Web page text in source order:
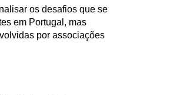
os desafios que se
em Portugal, mas
por associações